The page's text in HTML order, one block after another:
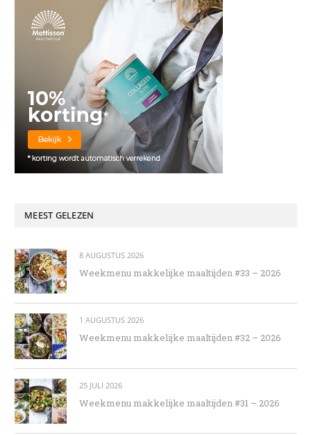
MEEST GELEZEN
8 AUGUSTUS 2026
Weekmenu makkelijke maaltijden #33 – 2026
1 AUGUSTUS 2026
Weekmenu makkelijke maaltijden #32 – 2026
25 JULI 2026
Weekmenu makkelijke maaltijden #31 – 2026